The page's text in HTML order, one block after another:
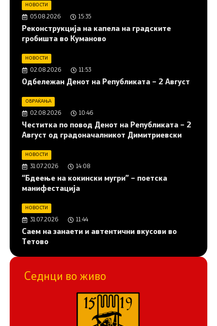
НОВОСТИ
05.08.2026 15:35
Реконструкција на капела на градските
гробишта во Куманово
НОВОСТИ
02.08.2026 11:53
Одбележан Денот на Републиката – 2 Август
ОБРАЌАЊА
02.08.2026 10:46
Честитка по повод Денот на Републиката – 2
Август од градоначалникот Димитриевски
НОВОСТИ
31.07.2026 14:08
“Бдеење на кокински мугри” – поетска
манифестација
НОВОСТИ
31.07.2026 11:44
Саем на занаети и автентични вкусови во
Тетово
Седнци во живо